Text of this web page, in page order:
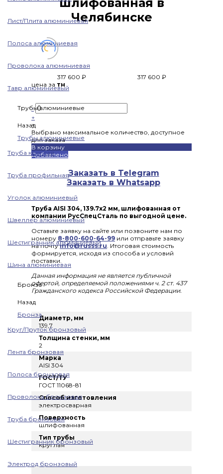
Лист/Плита алюминиевая
Полоса алюминиевая
Проволока алюминиевая
Тавр алюминиевый
Трубы алюминиевые
Назад
Трубы алюминиевые
Труба круглая
Труба профильная
Уголок алюминиевый
Швеллер алюминиевый
Шестигранник алюминиевый
Шина алюминиевая
Бронза
Назад
Бронза
Круг/Пруток бронзовый
Лента бронзовая
Полоса бронзовая
Проволока бронзовая
Труба бронзовая
Шестигранник бронзовый
Электрод бронзовый
Челябинске
317 600 ₽
317 600 ₽
цена за тн
-
+
×
Выбрано максимальное количество, доступное
для заказа
В корзину
Добавлено
Заказать в Telegram
Заказать в Whatsapp
Труба AISI 304, 139.7х2 мм, шлифованная от
компании РусСпецСталь по выгодной цене.
Оставьте заявку на сайте или позвоните нам по
номеру 8-800-600-64-99 или отправьте заявку
на почтуinfo@russs.ru. Итоговая стоимость
формируется, исходя из способа и условий
поставки.
Данная информация не является публичной
офертой, определяемой положениями ч. 2 ст. 437
Гражданского кодекса Российской Федерации.
Диаметр, мм
139,7
Толщина стенки, мм
2
Марка
AISI 304
ГОСТ/ТУ
ГОСТ 11068-81
Способ изготовления
электросварная
Поверхность
шлифованная
Тип трубы
круглая